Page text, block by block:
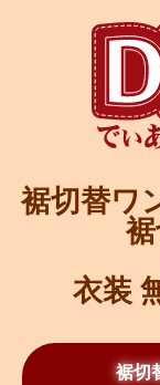
裾切替ワ
衣装
裾切